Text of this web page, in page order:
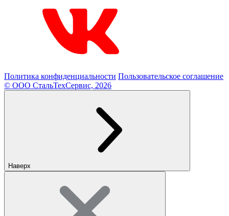
Политика конфиденциальности Пользовательское соглашение
© ООО СтальТехСервис, 2026
Наверх